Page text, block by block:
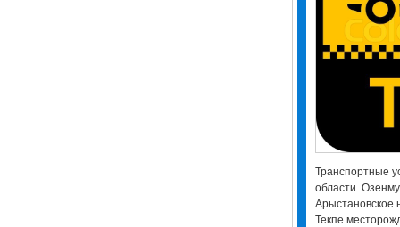
Транспортные
области.
Арыстановское
Текпе